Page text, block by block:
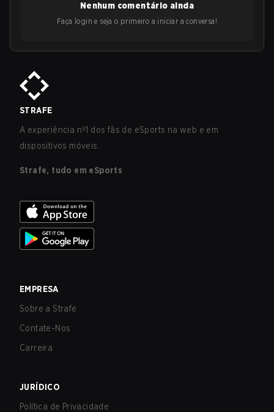
Nenhum comentário ainda
Faça login e seja o primeiro a iniciar a conversa!
STRAFE
A experiência nº1 dos fãs de eSports na web e em
dispositivos móveis.
Strafe, tudo em eSports
EMPRESA
Sobre a Strafe
Contate-Nos
Carreira
JURÍDICO
Política de Privacidade